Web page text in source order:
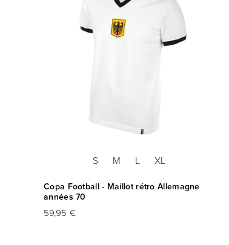
S M L XL
Copa Football - Maillot rétro Allemagne
années 70
59,95 €